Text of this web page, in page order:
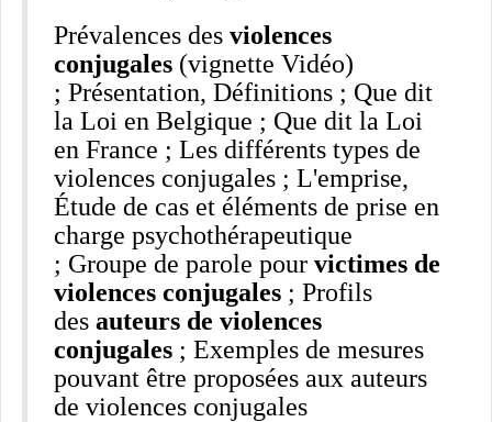
Prévalences des violences
conjugales (vignette Vidéo)
; Présentation, Définitions ; Que dit
la Loi en Belgique ; Que dit la Loi
en France ; Les différents types de
violences conjugales ; L'emprise,
Étude de cas et éléments de prise en
charge psychothérapeutique
; Groupe de parole pour victimes de
violences conjugales ; Profils
des auteurs de violences
conjugales ; Exemples de mesures
pouvant être proposées aux auteurs
de violences conjugales